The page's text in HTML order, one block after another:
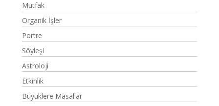
Mutfak
Organik İşler
Portre
Söyleşi
Astroloji
Etkinlik
Büyüklere Masallar